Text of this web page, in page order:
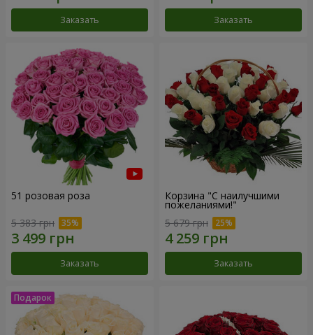
Заказать Заказать
51 розовая роза
5 383 грн
Заказать
Корзина "С наилучшими
пожеланиями!"
5 679 грн
Заказать